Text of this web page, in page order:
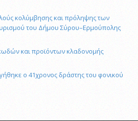
κολύμβησης και πρόληψης των
του Δήμου Σύρου–Ερμούπολης
και προϊόντων κλαδονομής
ο 41χρονος δράστης του φονικού